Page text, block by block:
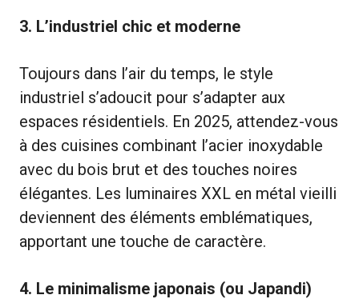
3. L’industriel chic et moderne
Toujours dans l’air du temps, le style
industriel s’adoucit pour s’adapter aux
espaces résidentiels. En 2025, attendez-vous
à des cuisines combinant l’acier inoxydable
avec du bois brut et des touches noires
élégantes. Les luminaires XXL en métal vieilli
deviennent des éléments emblématiques,
apportant une touche de caractère.
4. Le minimalisme japonais (ou Japandi)